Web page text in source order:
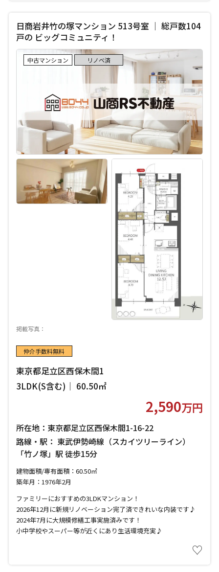
日商岩井竹の塚マンション 513号室 ｜ 総戸数104
戸の ビッグコミュニティ！
中古マンション リノベ済
掲載写真：
仲介手数料無料
東京都足立区西保木間1
3LDK(S含む)｜ 60.50㎡
2,590万円
所在地：東京都足立区西保木間1-16-22
路線・駅： 東武伊勢崎線（スカイツリーライン）
「竹ノ塚」駅 徒歩15分
建物面積/専有面積：60.50㎡
築年月：1976年2月
ファミリーにおすすめの3LDKマンション！
2026年12月に新規リノベーション完了済できれいな内装です♪
2024年7月に大規模修繕工事実施済みです！
小中学校やスーパー等が近くにあり生活環境充実♪
♡